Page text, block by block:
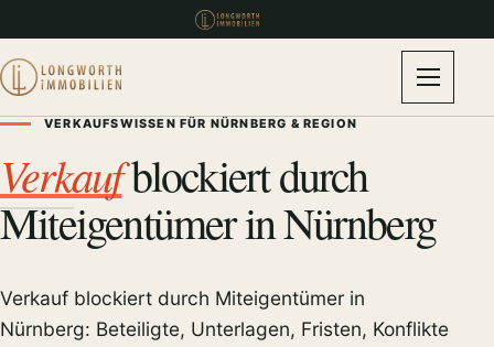
VERKAUFSWISSEN FÜR NÜRNBERG & REGION
Verkaufblockiert durch
Miteigentümer in Nürnberg
Verkauf blockiert durch Miteigentümer in
Nürnberg: Beteiligte, Unterlagen, Fristen, Konflikte